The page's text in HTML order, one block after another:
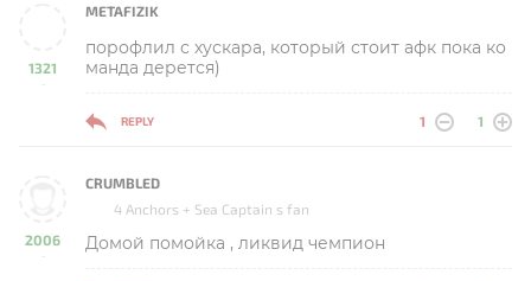
1321
-
METAFIZIK
порофлил с хускара, который стоит афк пока ко
манда дерется)
REPLY 1 1
2006
-
CRUMBLED
4 Anchors + Sea Captain s fan
Домой помойка , ликвид чемпион